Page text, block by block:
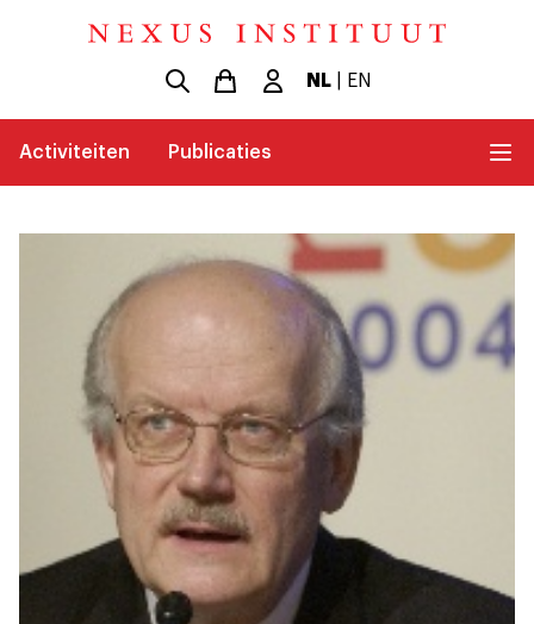
NL| EN
Activiteiten Publicaties